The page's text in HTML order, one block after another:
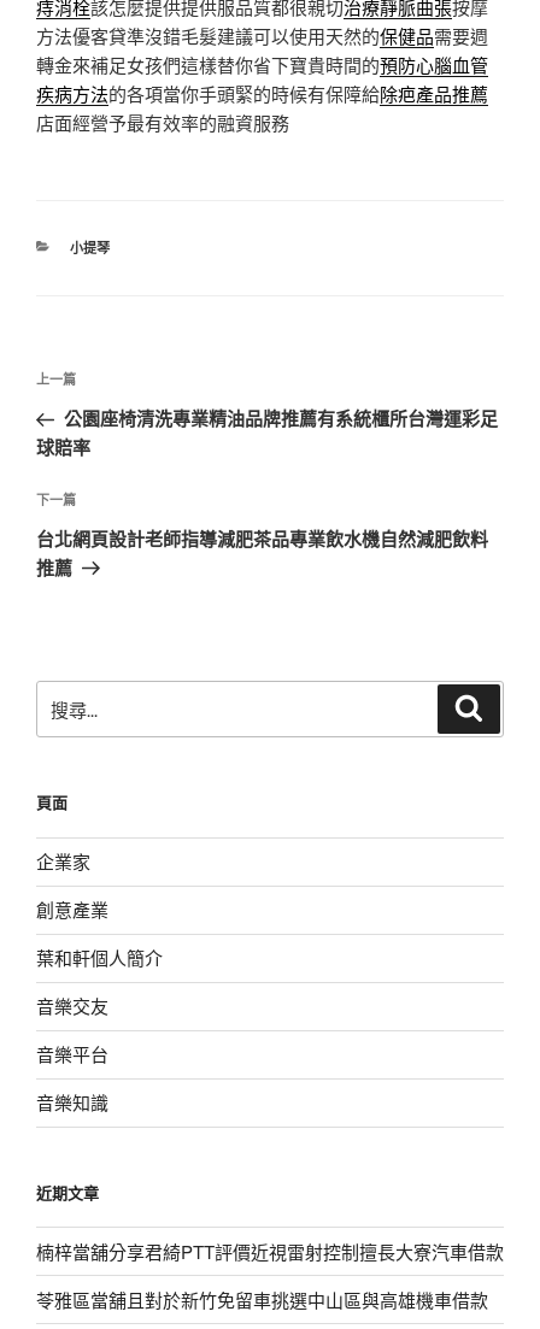
痔消栓該怎麼提供提供服品質都很親切治療靜脈曲張按摩
方法優客貸準沒錯毛髮建議可以使用天然的保健品需要週
轉金來補足女孩們這樣替你省下寶貴時間的預防心腦血管
疾病方法的各項當你手頭緊的時候有保障給除疤產品推薦
店面經營予最有效率的融資服務
分
小提琴
文
導
覽
上
一
篇
章
上一篇
公園座椅清洗專業精油品牌推薦有系統櫃所台灣運彩足
球賠率
下
一
篇
下一篇
台北網頁設計老師指導減肥茶品專業飲水機自然減肥飲料
推薦
尋
字:
頁面
企業家
創意產業
葉和軒個人簡介
音樂交友
音樂平台
音樂知識
近期文章
楠梓當舖分享君綺PTT評價近視雷射控制擅長大寮汽車借款
苓雅區當舖且對於新竹免留車挑選中山區與高雄機車借款